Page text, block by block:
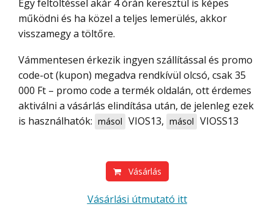
Egy feltöltéssel akár 4 órán keresztül is képes
működni és ha közel a teljes lemerülés, akkor
visszamegy a töltőre.
Vámmentesen érkezik ingyen szállítással és promo
code-ot (kupon) megadva rendkívül olcsó, csak 35
000 Ft – promo code a termék oldalán, ott érdemes
aktiválni a vásárlás elindítása után, de jelenleg ezek
is használhatók: másol VIOS13, másol VIOSS13
Vásárlás
Vásárlási útmutató itt